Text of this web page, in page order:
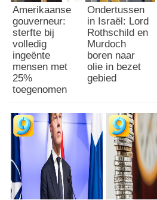
Amerikaanse
gouverneur:
sterfte bij
volledig
ingeënte
mensen met
25%
toegenomen
Ondertussen
in Israël: Lord
Rothschild en
Murdoch
boren naar
olie in bezet
gebied